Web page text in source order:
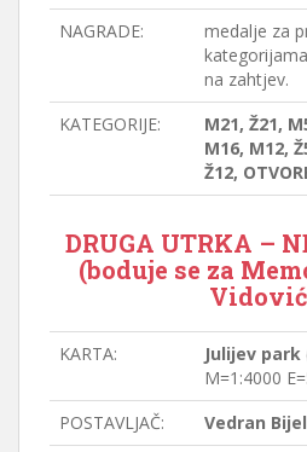
NAGRADE:
medalje za
na zahtjev.
KATEGORIJE:
M21, Ž21,
M16, M12,
Ž12,
DRUGA UTRKA –
(boduje se za
KARTA: Julijev park
M=1:4000
POSTAVLJAČ:
Vedran